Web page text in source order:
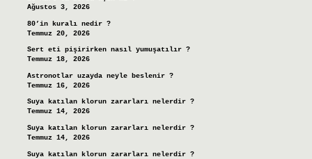
Ağustos 3, 2026
80’in kuralı nedir ?
Temmuz 20, 2026
Sert eti pişirirken nasıl yumuşatılır ?
Temmuz 18, 2026
Astronotlar uzayda neyle beslenir ?
Temmuz 16, 2026
Suya katılan klorun zararları nelerdir ?
Temmuz 14, 2026
Suya katılan klorun zararları nelerdir ?
Temmuz 14, 2026
Suya katılan klorun zararları nelerdir ?